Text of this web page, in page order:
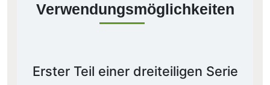
Verwendungsmöglichkeiten
Erster Teil einer dreiteiligen Serie